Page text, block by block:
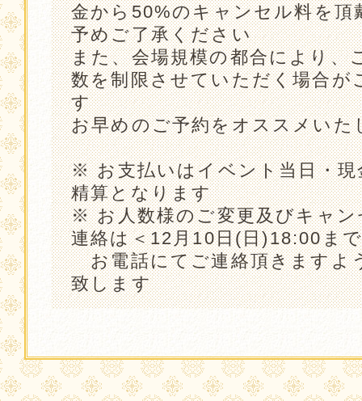
金から50%のキャンセル料を頂
予めご了承ください
また、会場規模の都合により、
数を制限させていただく場合が
す
お早めのご予約をオススメいた
※ お支払いはイベント当日・現
精算となります
※ お人数様のご変更及びキャン
連絡は＜12月10日(日)18:00ま
お電話にてご連絡頂きますよ
致します